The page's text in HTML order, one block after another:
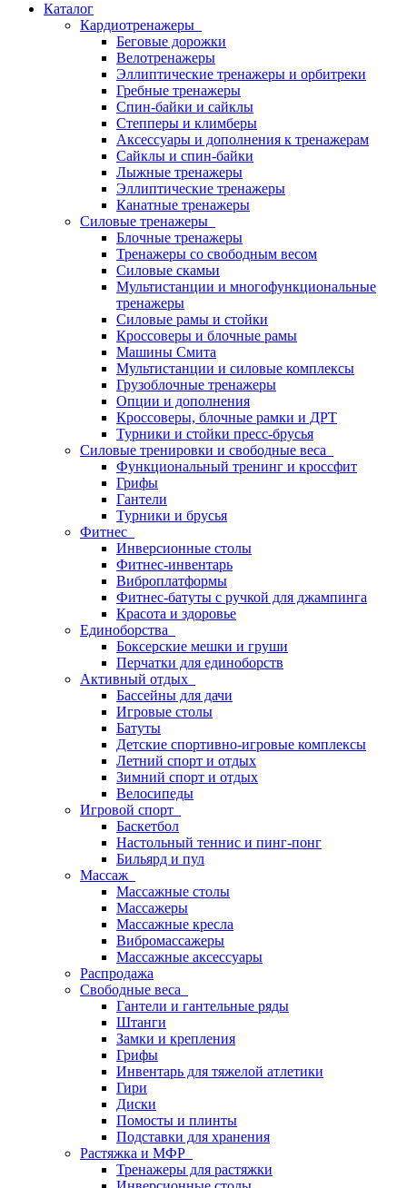
Каталог
Кардиотренажеры
Беговые дорожки
Велотренажеры
Эллиптические тренажеры и орбитреки
Гребные тренажеры
Спин-байки и сайклы
Степперы и климберы
Аксессуары и дополнения к тренажерам
Сайклы и спин-байки
Лыжные тренажеры
Эллиптические тренажеры
Канатные тренажеры
Силовые тренажеры
Блочные тренажеры
Тренажеры со свободным весом
Силовые скамьи
Мультистанции и многофункциональные
тренажеры
Силовые рамы и стойки
Кроссоверы и блочные рамы
Машины Смита
Мультистанции и силовые комплексы
Грузоблочные тренажеры
Опции и дополнения
Кроссоверы, блочные рамки и ДРТ
Турники и стойки пресс-брусья
Силовые тренировки и свободные веса
Функциональный тренинг и кроссфит
Грифы
Гантели
Турники и брусья
Фитнес
Инверсионные столы
Фитнес-инвентарь
Виброплатформы
Фитнес-батуты с ручкой для джампинга
Красота и здоровье
Единоборства
Боксерские мешки и груши
Перчатки для единоборств
Активный отдых
Бассейны для дачи
Игровые столы
Батуты
Детские спортивно-игровые комплексы
Летний спорт и отдых
Зимний спорт и отдых
Велосипеды
Игровой спорт
Баскетбол
Настольный теннис и пинг-понг
Бильярд и пул
Массаж
Массажные столы
Массажеры
Массажные кресла
Вибромассажеры
Массажные аксессуары
Распродажа
Свободные веса
Гантели и гантельные ряды
Штанги
Замки и крепления
Грифы
Инвентарь для тяжелой атлетики
Гири
Диски
Помосты и плинты
Подставки для хранения
Растяжка и МФР
Тренажеры для растяжки